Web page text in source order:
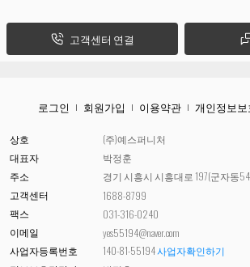
고객센터 연결
로그인 회원가입 이용약관 개인정보보
상호
(주)예스퍼니처
대표자
박정훈
주소
경기 시흥시 시흥대로 197(군자동
고객센터
1688-8799
팩스
031-316-0240
이메일
yes55194@naver.com
사업자등록번호
140-81-55194사업자확인하기